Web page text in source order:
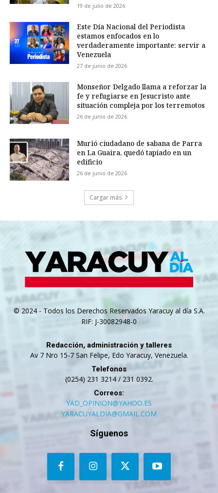
19 de julio de 2026
Este Día Nacional del Periodista
estamos enfocados en lo
verdaderamente importante: servir a
Venezuela
27 de junio de 2026
Monseñor Delgado llama a reforzar la
fe y refugiarse en Jesucristo ante
situación compleja por los terremotos
26 de junio de 2026
Murió ciudadano de sabana de Parra
en La Guaira, quedó tapiado en un
edificio
26 de junio de 2026
Cargar más
© 2024 - Todos los Derechos Reservados Yaracuy al día S.A.
RIF: J-30082948-0
Redacción, administración y talleres
Av 7 Nro 15-7 San Felipe, Edo Yaracuy, Venezuela.
Telefonos
(0254) 231 3214 / 231 0392.
Correos:
YAD_OPINION@YAHOO.ES
YARACUYALDIA@GMAIL.COM
Síguenos